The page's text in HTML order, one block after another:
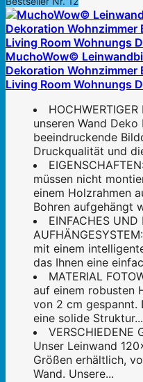
MuchoWow©
Dekoration Wohnzimmer
Living Room Wohnungs
unseren Wand
beeindruckende
Druckqualität und
müssen nicht
einem Holzrahmen
Bohren aufgehängt
EINFACHES UND
mit einem
das Ihnen eine
MATERIAL
auf einem robusten
von 2 cm gespannt.
eine solide Struktur...
VERSCHIEDENE
Unser Leinwand
Größen erhältlich,
Wand. Unsere...